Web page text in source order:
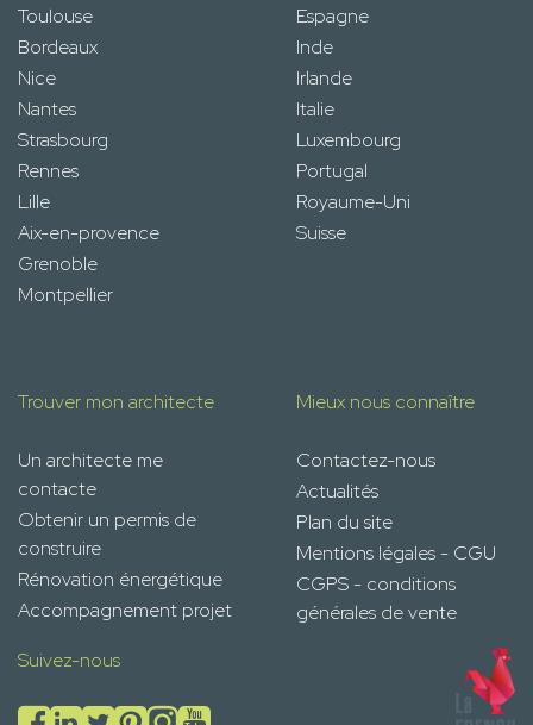
Toulouse
Bordeaux
Nice
Nantes
Strasbourg
Rennes
Lille
Aix-en-provence
Grenoble
Montpellier
Espagne
Inde
Irlande
Italie
Luxembourg
Portugal
Royaume-Uni
Suisse
Trouver mon architecte
Un architecte me
contacte
Obtenir un permis de
construire
Rénovation énergétique
Accompagnement projet
Mieux nous connaître
Contactez-nous
Actualités
Plan du site
Mentions légales - CGU
CGPS - conditions
générales de vente
Suivez-nous